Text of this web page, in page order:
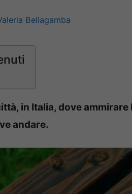
Bellagamba
in Italia, dove
andare.